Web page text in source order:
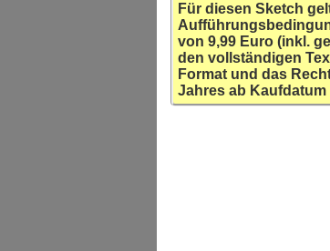
Für diesen Sketch
von 9,99 Euro (inkl.
den vollständigen
Format und das
Jahres ab